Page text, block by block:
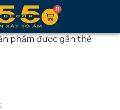
0
phẩm được gắn thẻ